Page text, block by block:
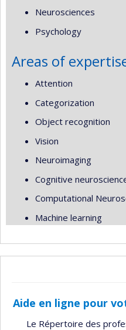
Neurosciences
Psychology
Areas of
Attention
Categorization
Object recognition
Vision
Neuroimaging
Cognitive
Computational
Machine learning
Aide en ligne pour
Le Répertoire des